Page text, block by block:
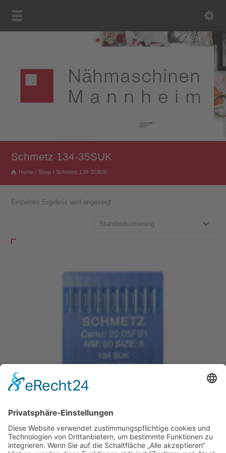
Schmetz 134-35SUK
Home Shop Schmetz 134-35SUK
Einzelnes Ergebnis wird angezeigt
Standardsortierung